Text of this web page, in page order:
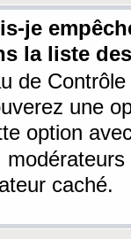
je
la liste
de
une
option
caché.